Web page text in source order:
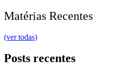
Matérias Recentes
(ver todas)
Posts recentes